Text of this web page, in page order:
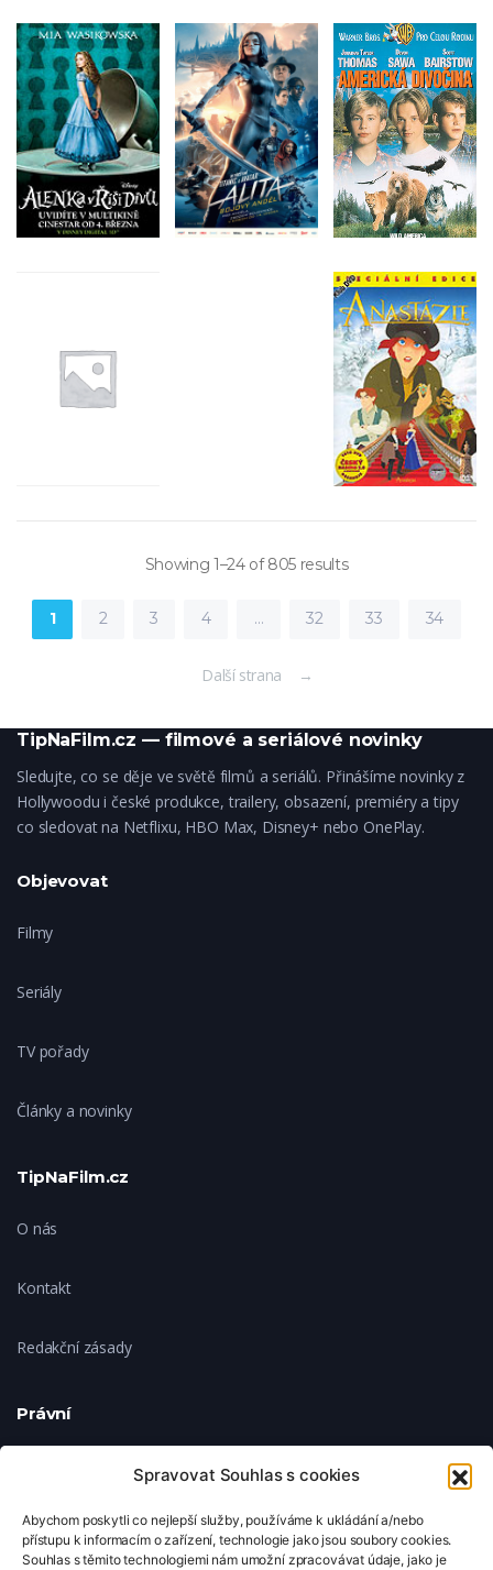
Spravovat Souhlas s cookies
Abychom poskytli co nejlepší služby, používáme k ukládání a/nebo
přístupu k informacím o zařízení, technologie jako jsou soubory cookies.
Souhlas s těmito technologiemi nám umožní zpracovávat údaje, jako je
Showing 1–24 of 805 results
1 2 3 4 … 32 33 34
Další strana →
TipNaFilm.cz — filmové a seriálové novinky
Sledujte, co se děje ve světě filmů a seriálů. Přinášíme novinky z
Hollywoodu i české produkce, trailery, obsazení, premiéry a tipy
co sledovat na Netflixu, HBO Max, Disney+ nebo OnePlay.
Objevovat
Filmy
Seriály
TV pořady
Články a novinky
TipNaFilm.cz
O nás
Kontakt
Redakční zásady
Právní
Ochrana soukromí
Zásady cookies